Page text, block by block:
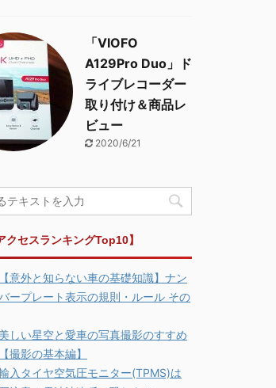
「VIOFO
A129Pro Duo」ド
ライブレコーダー
取り付け＆商品レ
ビュー
2020/6/21
クセスランキングTop10】
【意外と知らない車の基礎知識】ナン
ープレート表示の規則・ルール その
美しい星空と愛車の写真撮影のすすめ
【撮影の基本編】
入タイヤ空気圧モニター(TPMS)は